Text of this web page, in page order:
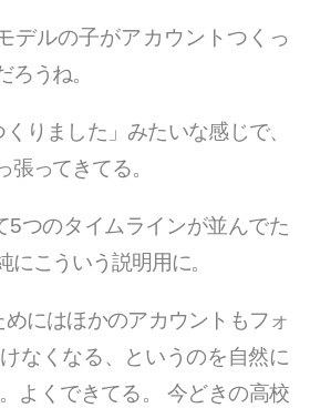
デルの子がアカウントつくっ
うね。
くりました」みたいな感じで、
ってきてる。
5つのタイムラインが並んでた
こういう説明用に。
めにはほかのアカウントもフォ
なくなる、というのを自然に
よくできてる。 今どきの高校